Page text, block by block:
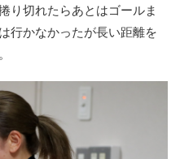
り切れたらあとはゴールま
行かなかったが長い距離を